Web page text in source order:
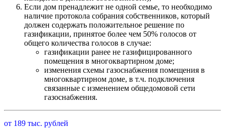
Если дом пренадлежит не одной семье, то необходимо
наличие протокола собрания собственников, который
должен содержать положительное решение по
газификации, принятое более чем 50% голосов от
общего количества голосов в случае:
газификации ранее не газифицированного
помещения в многоквартирном доме;
изменения схемы газоснабжения помещения в
многоквартирном доме, в т.ч. подключения
связанные с изменением общедомовой сети
газоснабжения.
от 189 тыс. рублей